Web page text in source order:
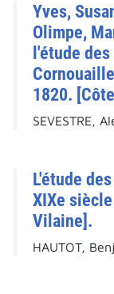
Yves,
Olimpe,
l'étude
1820.
SEVESTRE,
L'étude
XIXe
Vilaine].
HAUTOT,